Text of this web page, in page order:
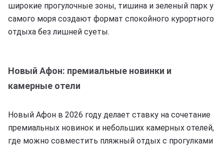
широкие прогулочные зоны, тишина и зеленый парк у
самого моря создают формат спокойного курортного
отдыха без лишней суеты.
Новый Афон: премиальные новинки и
камерные отели
Новый Афон в 2026 году делает ставку на сочетание
премиальных новинок и небольших камерных отелей,
где можно совместить пляжный отдых с прогулками